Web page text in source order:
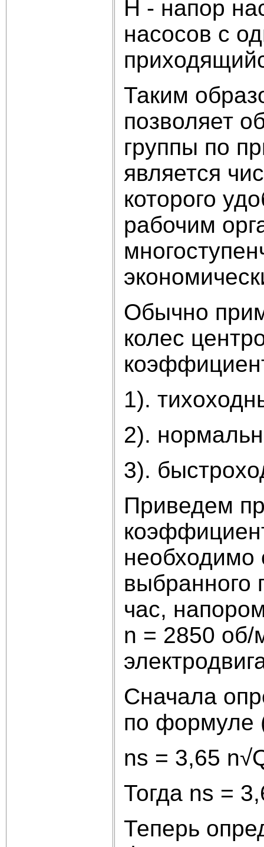
H - напор
насосов с
Таким
позволяет
группы по
является
которого
рабочим
Обычно
колес
1).
2).
3).
Приведем
необходимо
выбранного
час,
n = 2850 об/
Сначала
по формуле
ns = 3,65
Тогда ns =
Теперь